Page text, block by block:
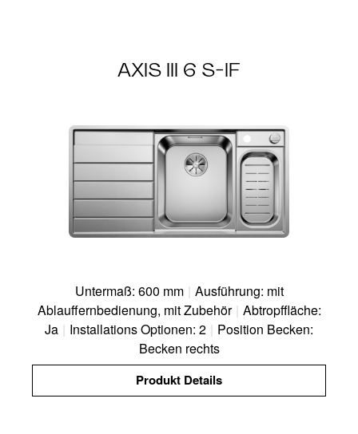
AXIS III 6 S-IF
Untermaß: 600 mm | Ausführung: mit
Ablauffernbedienung, mit Zubehör | Abtropffläche:
Ja | Installations Optionen: 2 | Position Becken:
Becken rechts
Produkt Details